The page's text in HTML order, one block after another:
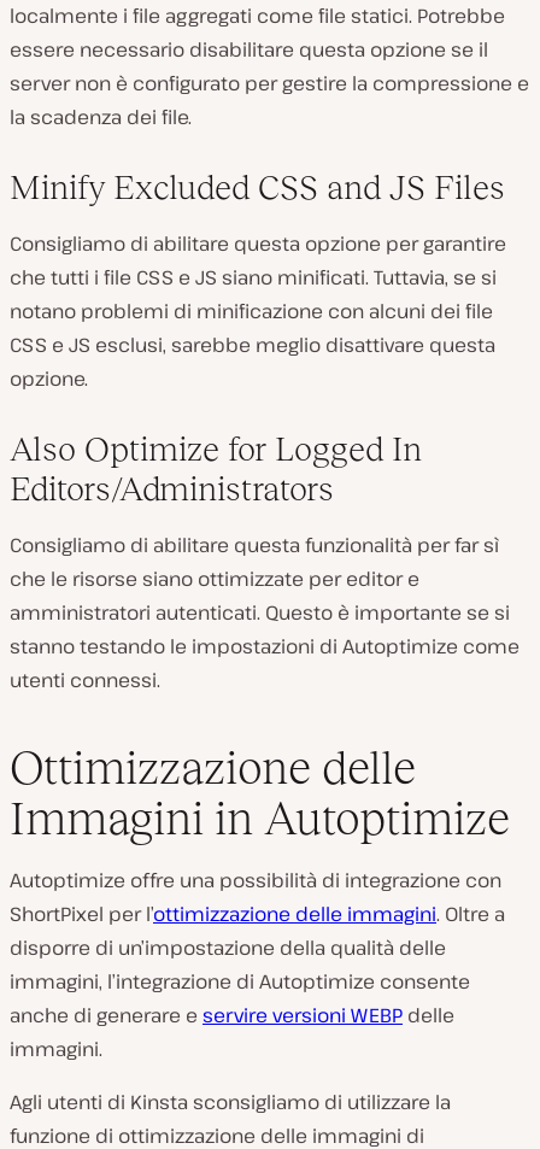
localmente i file aggregati come file statici. Potrebbe
essere necessario disabilitare questa opzione se il
server non è configurato per gestire la compressione e
la scadenza dei file.
Minify Excluded CSS and JS Files
Consigliamo di abilitare questa opzione per garantire
che tutti i file CSS e JS siano minificati. Tuttavia, se si
notano problemi di minificazione con alcuni dei file
CSS e JS esclusi, sarebbe meglio disattivare questa
opzione.
Also Optimize for Logged In
Editors/Administrators
Consigliamo di abilitare questa funzionalità per far sì
che le risorse siano ottimizzate per editor e
amministratori autenticati. Questo è importante se si
stanno testando le impostazioni di Autoptimize come
utenti connessi.
Ottimizzazione delle
Immagini in Autoptimize
Autoptimize offre una possibilità di integrazione con
ShortPixel per l’ottimizzazione delle immagini. Oltre a
disporre di un’impostazione della qualità delle
immagini, l’integrazione di Autoptimize consente
anche di generare e servire versioni WEBP delle
immagini.
Agli utenti di Kinsta sconsigliamo di utilizzare la
funzione di ottimizzazione delle immagini di